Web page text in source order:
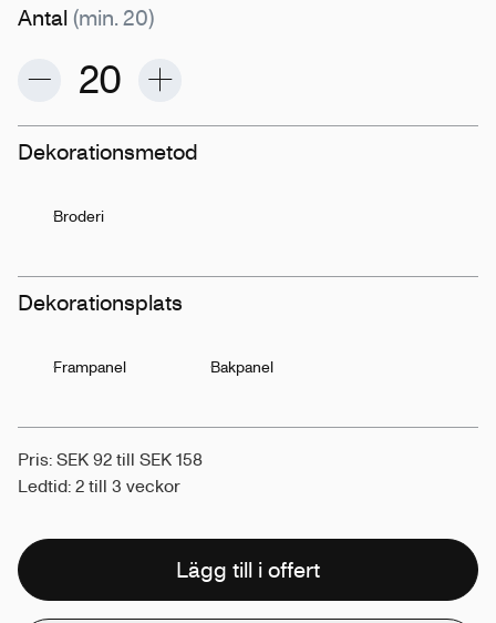
Antal (min. 20)
Dekorationsmetod
Broderi
Dekorationsplats
Frampanel Bakpanel
Pris: SEK 92 till SEK 158
Ledtid: 2 till 3 veckor
Lägg till i offert